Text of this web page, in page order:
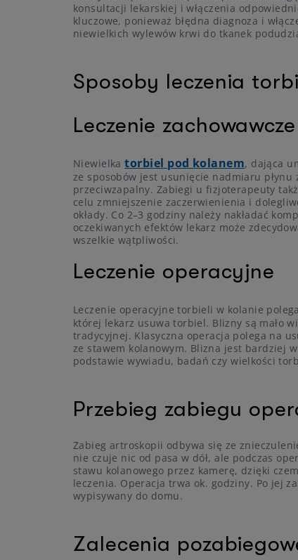
konsultacji lekarskiej i włączenia
kluczowe, ponieważ błędna diagnoza i
niewielkich wylewów krwi do tkanek
Sposoby leczenia
Leczenie zachowawcze
Niewielkatorbiel pod kolanem, dająca
ze sposobów jest usunięcie nadmiaru
przeciwzapalny. Zabiegi u fizjoterapeuty
celu zmniejszenie zaczerwienienia i
okłady. Co 2–3 godziny należy nakładać
oczekiwanych efektów lekarz może
wszelkie wątpliwości.
Leczenie operacyjne
Leczenie operacyjne torbieli w kolanie
której lekarz usuwa torbiel. Blizny są mało
tradycyjnej. Klasyczna operacja polega na
ze stawem kolanowym. Blizna jest bardziej
podstawie wywiadu, badań czy wielkości
Przebieg zabiegu
Zabieg artroskopii odbywa się ze
nie czuje nic od pasa w dół, ale podczas
stawu kolanowego przez kamerę, dzięki
leczenia. Operacja trwa ok. godziny. Po jej
wypisywany do domu.
Zalecenia